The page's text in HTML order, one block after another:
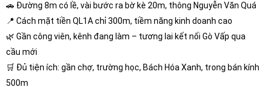
🚗 Đường 8m có lề, vài bước ra bờ kè 20m, thông Nguyễn Văn Quá
📍 Cách mặt tiền QL1A chỉ 300m, tiềm năng kinh doanh cao
🌿 Gần công viên, kênh đang làm – tương lai kết nối Gò Vấp qua
cầu mới
🛒 Đủ tiện ích: gần chợ, trường học, Bách Hóa Xanh, trong bán kính
500m